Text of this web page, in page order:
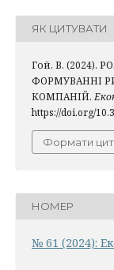
ЯК ЦИТУВАТИ
Гой, В. (2024).
ФОРМУВАННІ
КОМПАНІЙ.
https://doi.org/
Формати
НОМЕР
№ 61 (2024):